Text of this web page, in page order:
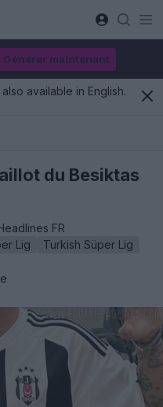
Générer maintenant
available in English.
du Besiktas
FR
Lig
Turkish Süper Lig